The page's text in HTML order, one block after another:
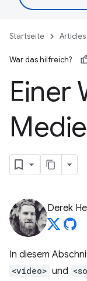
Startseite Articles
War das hilfreich?
Einer
Derek
In diesem
<video> und